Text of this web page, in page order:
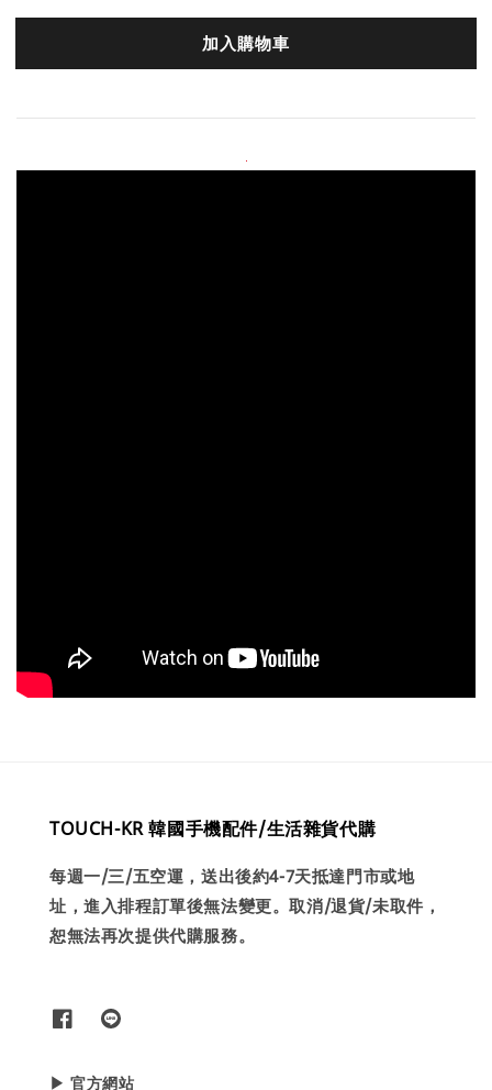
加入購物車
TOUCH-KR 韓國手機配件/生活雜貨代購
每週一/三/五空運，送出後約4-7天抵達門市或地
址，進入排程訂單後無法變更。取消/退貨/未取件，
恕無法再次提供代購服務。
▶ 官方網站